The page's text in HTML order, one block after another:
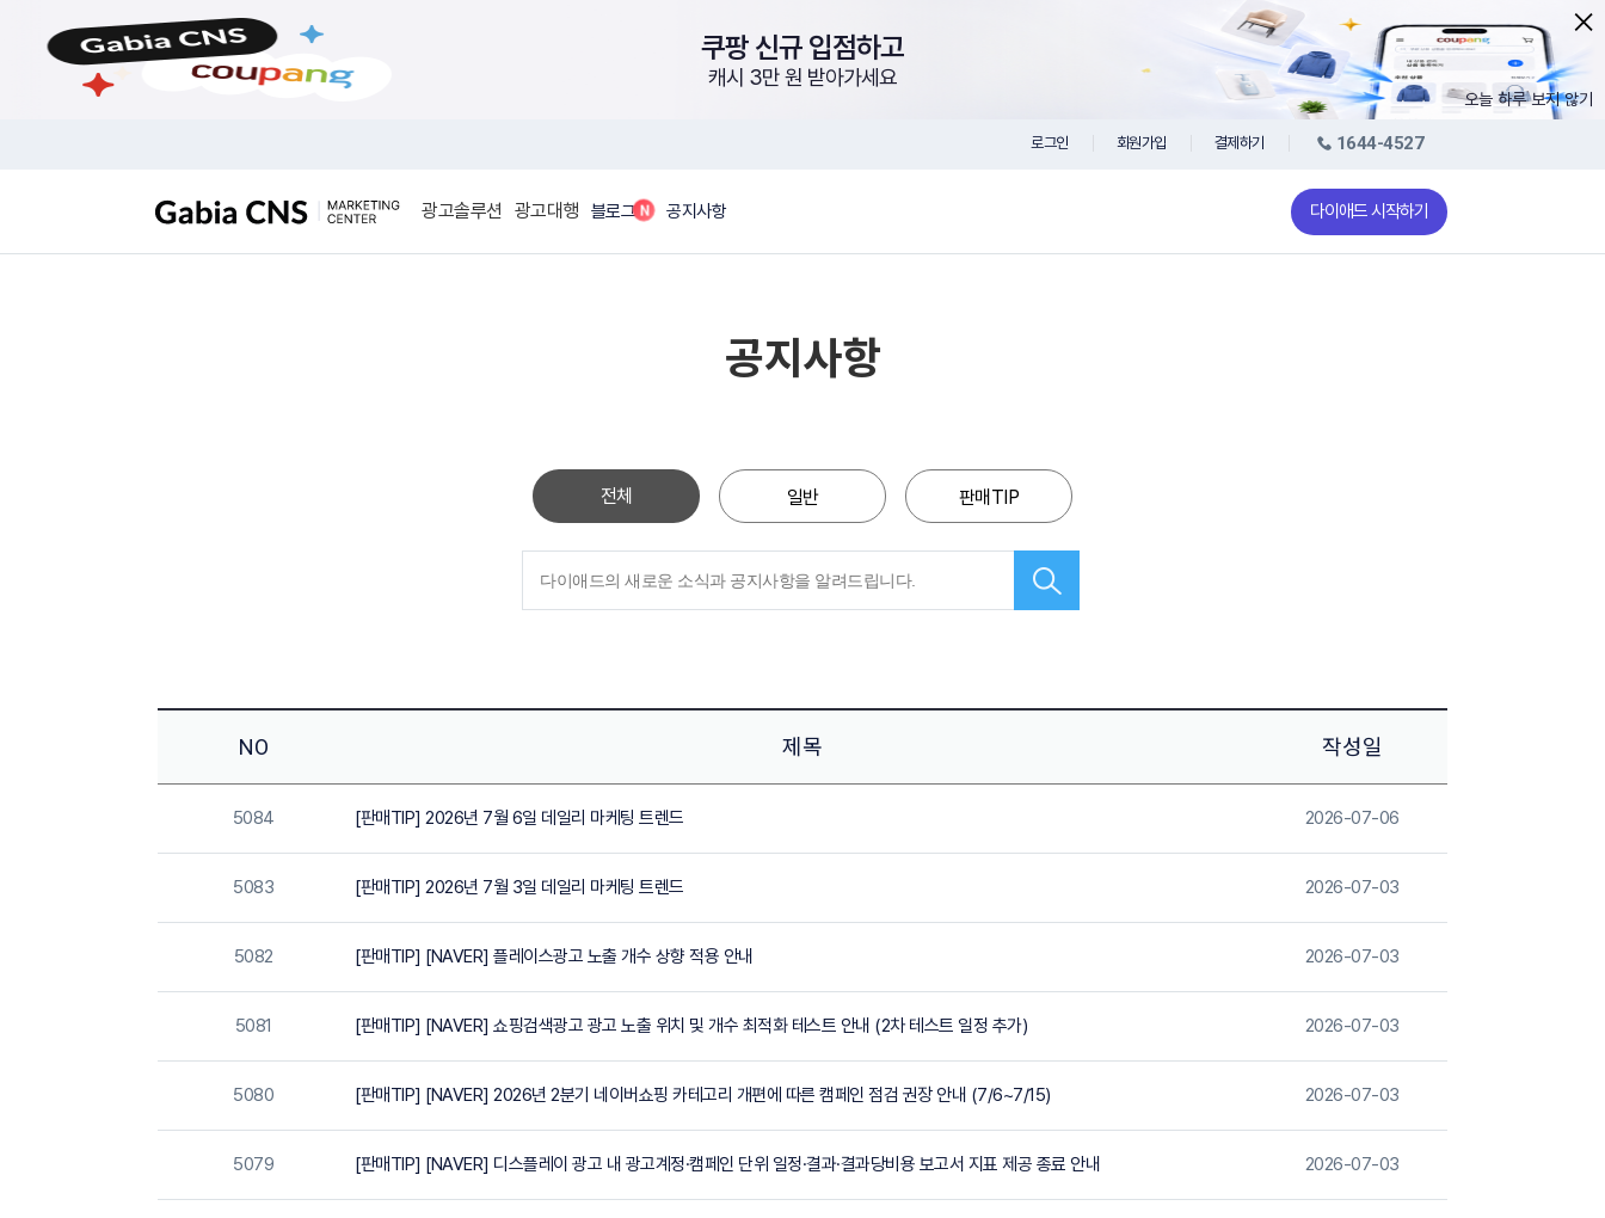
쿠팡 신규 입점하고
캐시 3만 원 받아가세요
오늘 하루 보지 않기
로그인 회원가입 결제하기 1644-4527
광고솔루션 광고대행 블로그 N 공지사항 다이애드 시작하기
공지사항
전체 일반 판매TIP
NO 제목 작성일
5084 [판매TIP] 2026년 7월 6일 데일리 마케팅 트렌드 2026-07-06
5083 [판매TIP] 2026년 7월 3일 데일리 마케팅 트렌드 2026-07-03
5082 [판매TIP] [NAVER] 플레이스광고 노출 개수 상향 적용 안내 2026-07-03
5081 [판매TIP] [NAVER] 쇼핑검색광고 광고 노출 위치 및 개수 최적화 테스트 안내 (2차 테스트 일정 추가) 2026-07-03
5080 [판매TIP] [NAVER] 2026년 2분기 네이버쇼핑 카테고리 개편에 따른 캠페인 점검 권장 안내 (7/6~7/15) 2026-07-03
5079 [판매TIP] [NAVER] 디스플레이 광고 내 광고계정·캠페인 단위 일정·결과·결과당비용 보고서 지표 제공 종료 안내 2026-07-03